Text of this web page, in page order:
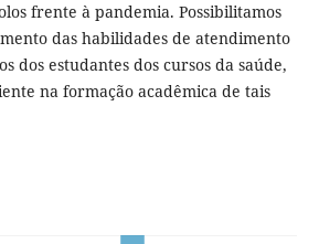
frente à pandemia. Possibilitamos
das habilidades de atendimento
dos estudantes dos cursos da saúde,
na formação acadêmica de tais